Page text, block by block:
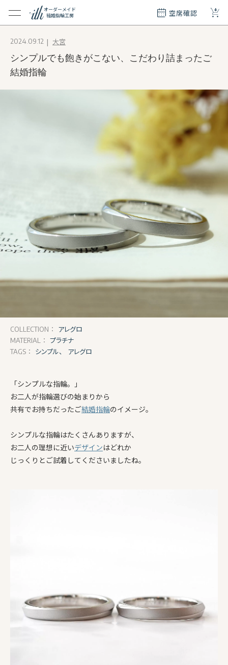
オーダーメイド
結婚指輪工房
空席確認 +
メイド
リー
2024.09.12 大宮
シンプルでも飽きがこない、こだわり詰まったご
結婚指輪
COLLECTION： アレグロ
MATERIAL： プラチナ
TAGS： シンプル、 アレグロ
「シンプルな指輪。」
お二人が指輪選びの始まりから
共有でお持ちだったご結婚指輪のイメージ。
シンプルな指輪はたくさんありますが、
お二人の理想に近いデザインはどれか
じっくりとご試着してくださいましたね。